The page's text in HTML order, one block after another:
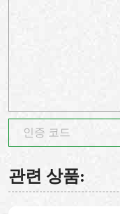
관련 상품: